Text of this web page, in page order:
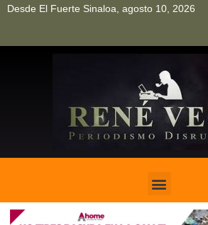
Desde El Fuerte Sinaloa, agosto 10, 2026